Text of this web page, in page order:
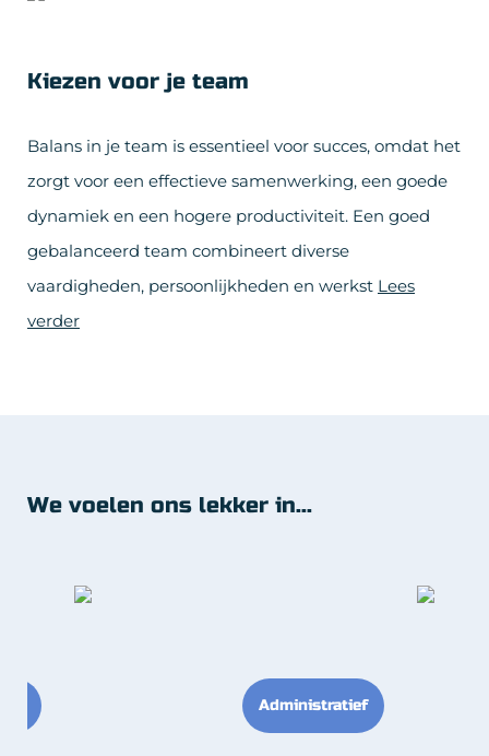
Kiezen voor je team
Balans in je team is essentieel voor succes, omdat het
zorgt voor een effectieve samenwerking, een goede
dynamiek en een hogere productiviteit. Een goed
gebalanceerd team combineert diverse
vaardigheden, persoonlijkheden en werkst Lees
verder
We voelen ons lekker in...
Administratief